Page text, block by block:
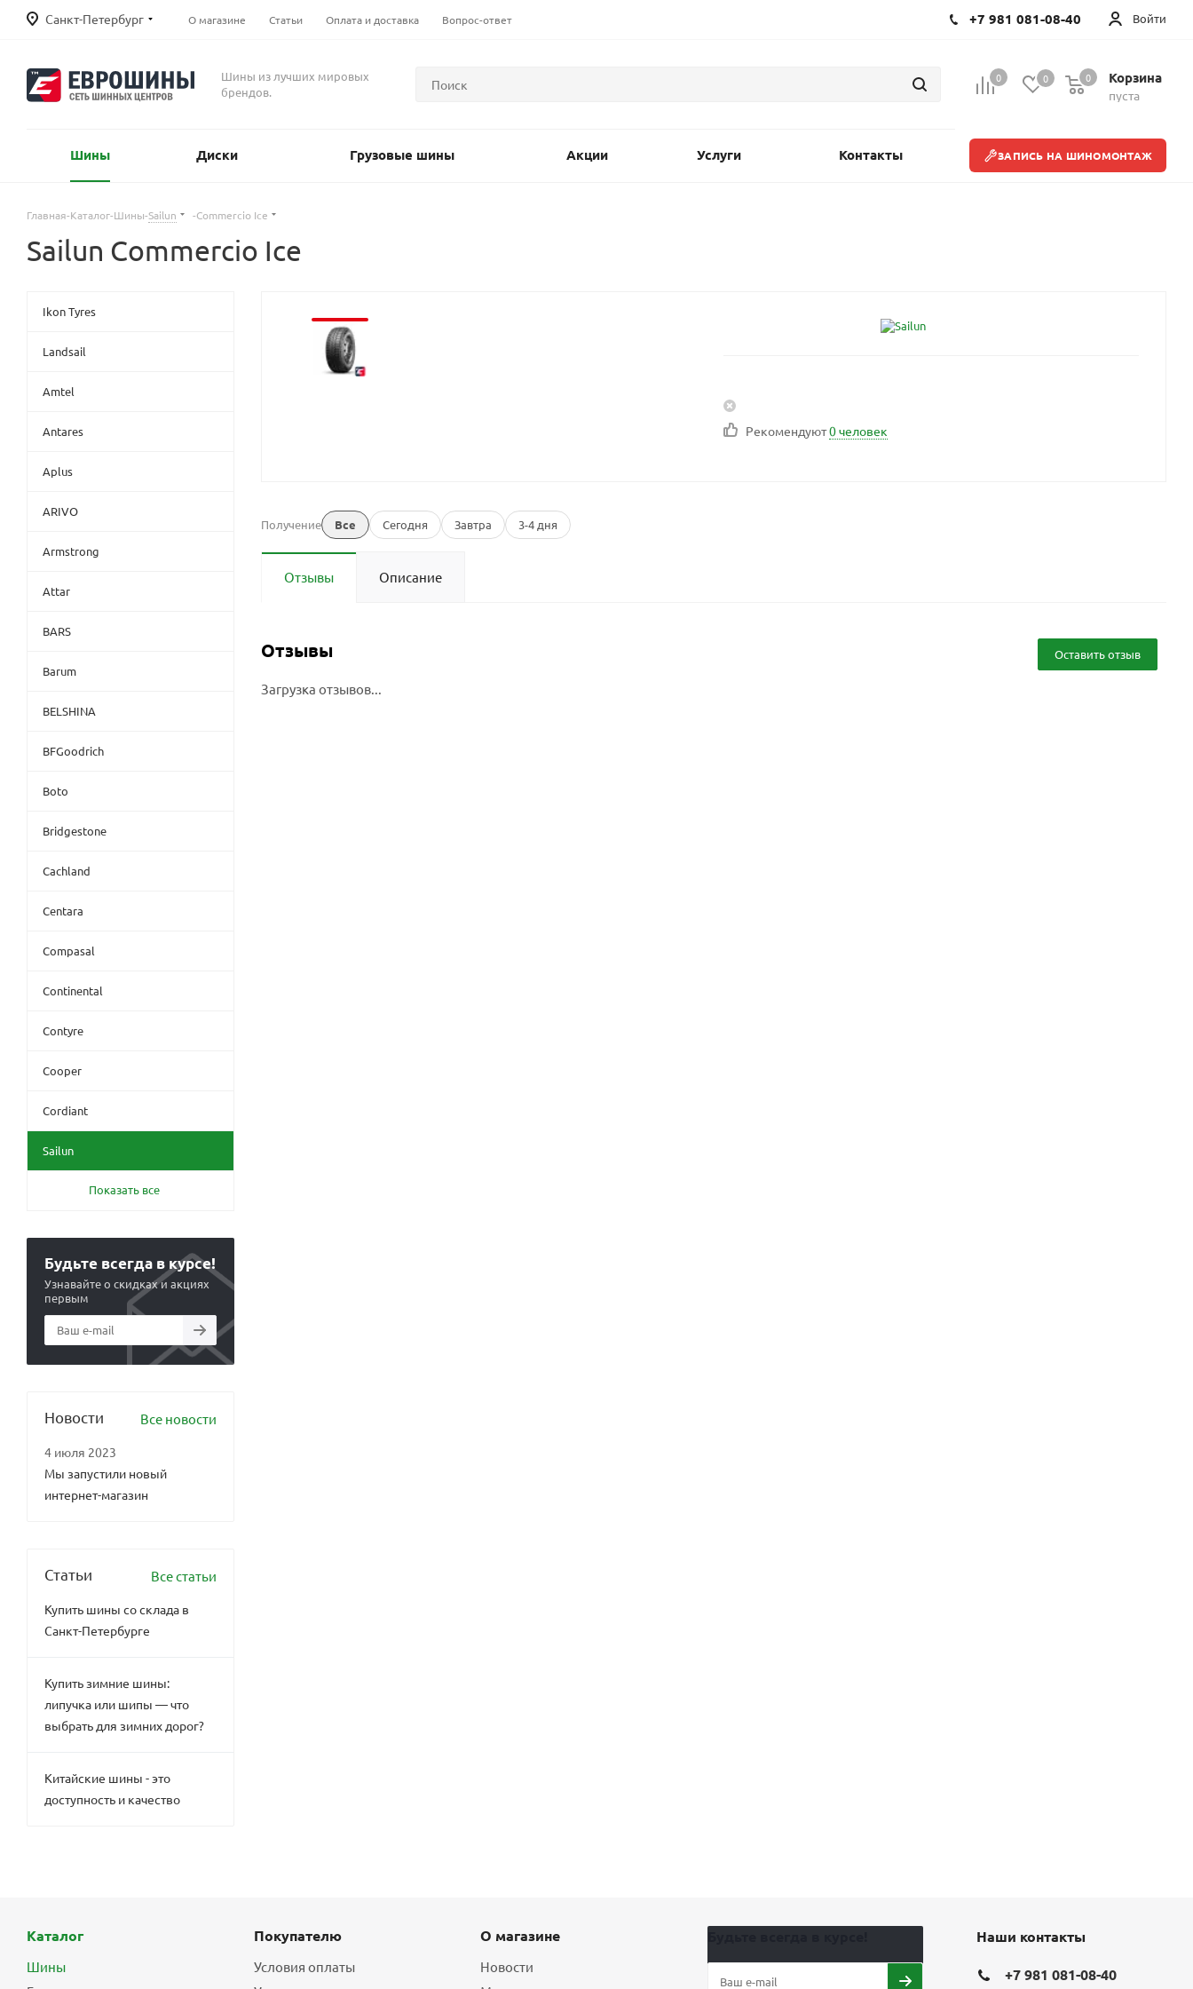
Санкт-Петербург О магазине Статьи Оплата и доставка Вопрос-ответ Войти
+7 981 081-08-40
Шины из лучших мировых
брендов.
0 0 Корзина
пуста
0
Шины Диски Грузовые шины Акции Услуги Контакты ЗАПИСЬ НА ШИНОМОНТАЖ
Главная-Каталог-Шины-Sailun -Commercio Ice
Sailun Commercio Ice
Рекомендуют0 человек
Получение Все Сегодня Завтра 3-4 дня
Отзывы Описание
Отзывы Оставить отзыв
Загрузка отзывов...
Ikon Tyres
Landsail
Amtel
Antares
Aplus
ARIVO
Armstrong
Attar
BARS
Barum
BELSHINA
BFGoodrich
Boto
Bridgestone
Cachland
Centara
Compasal
Continental
Contyre
Cooper
Cordiant
Sailun
Показать все
Будьте всегда в курсе!
Узнавайте о скидках и акциях
первым
Новости Все новости
4 июля 2023
Мы запустили новый
интернет-магазин
Статьи Все статьи
Купить шины со склада в
Санкт-Петербурге
Купить зимние шины:
липучка или шипы — что
выбрать для зимних дорог?
Китайские шины - это
доступность и качество
Каталог
Шины
Покупателю
Условия оплаты
О магазине
Новости
Наши контакты
+7 981 081-08-40